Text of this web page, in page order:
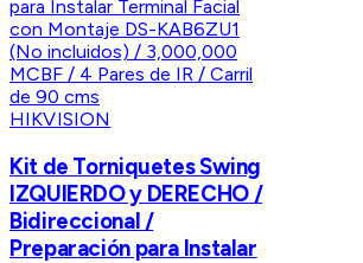
HIKVISION
Kit de Torniquetes Swing
IZQUIERDO y DERECHO /
Bidireccional /
Preparación para Instalar